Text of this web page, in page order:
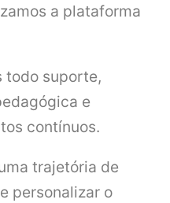
a plataforma
todo suporte,
e
contínuos.
trajetória de
personalizar o